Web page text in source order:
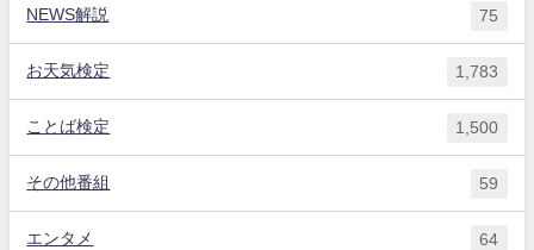
NEWS解説 75
お天気検定 1,783
ことば検定 1,500
その他番組 59
エンタメ 64